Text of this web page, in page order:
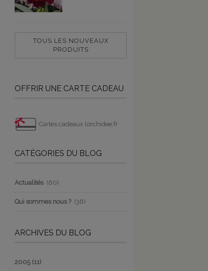
TOUS LES NOUVEAUX
PRODUITS
OFFRIR UNE CARTE CADEAU
Cartes cadeaux lorchidee.fr
CATÉGORIES DU BLOG
Actualités (60)
Qui sommes nous ? (36)
ARCHIVES DU BLOG
2005 (11)